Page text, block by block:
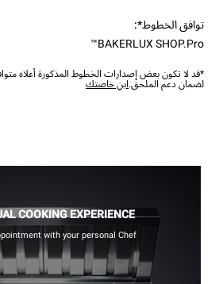
توافق الخطوط*:
BAKERLUX SHOP.Pro™
*قد لا تكون بعض إصدارات الخطوط المذكورة أعلاه
لضمان دعم الملحق.ابنِ خاصتك
COOKING EXPERIENCE
with your personal Chef.